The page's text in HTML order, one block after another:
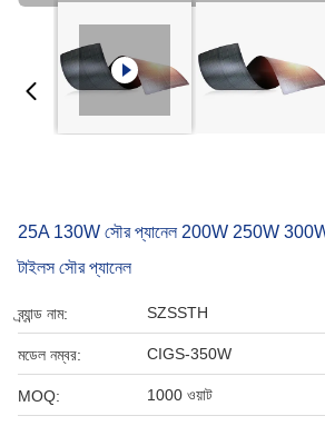
25A 130W সৌর প্যানেল 200W 250W
টাইলস সৌর প্যানেল
ব্র্যান্ড নাম: SZSSTH
মডেল নম্বর: CIGS-350W
MOQ: 1000 ওয়াট